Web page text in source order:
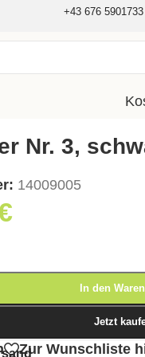
+43 676 5901733
Nr. 3,
14009005
In den
Jetzt
Zur Wunschliste